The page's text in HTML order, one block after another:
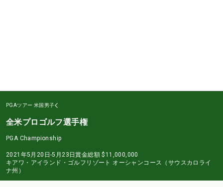
PGAツアー 米国男子
全米プロゴルフ選手権
PGA Championship
2021年5月20日-5月23日賞金総額 $11,000,000
キアワ・アイランド・ゴルフリゾート オーシャンコース（サウスカロライ
ナ州）